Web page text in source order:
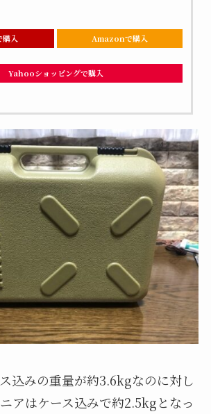
購入 Amazonで購入
Yahooショッピングで購入
込みの重量が約3.6kgなのに対し
アはケース込みで約2.5kgとなっ